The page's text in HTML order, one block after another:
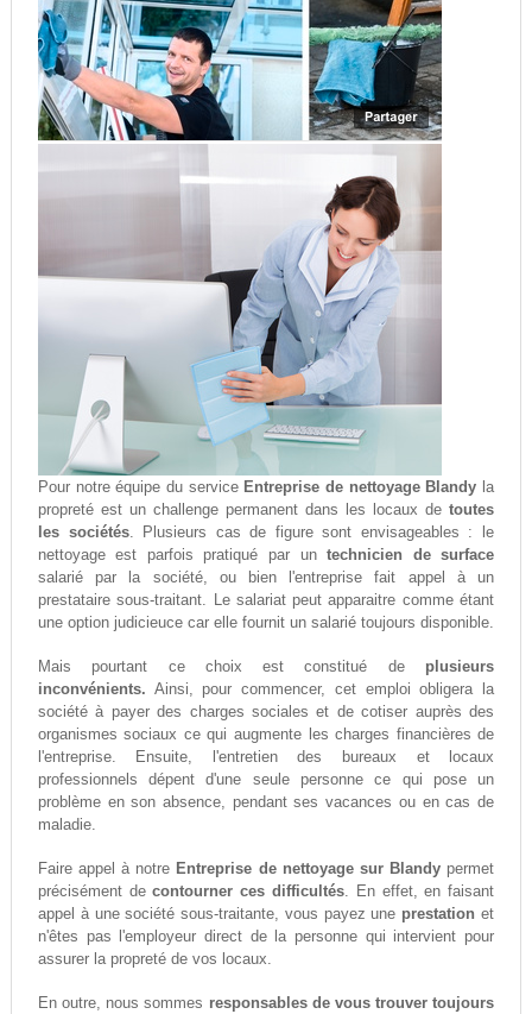
Pour notre équipe du service Entreprise de nettoyage Blandy la
propreté est un challenge permanent dans les locaux detoutes
les sociétés. Plusieurs cas de figure sont envisageables : le
nettoyage est parfois pratiqué par untechnicien de surface
salarié par la société, ou bien l'entreprise fait appel à un
prestataire sous-traitant. Le salariat peut apparaitre comme étant
une option judicieuce car elle fournit un salarié toujours disponible.
Mais pourtant ce choix est constitué de plusieurs
inconvénients. Ainsi, pour commencer, cet emploi obligera la
société à payer des charges sociales et de cotiser auprès des
organismes sociaux ce qui augmente les charges financières de
l'entreprise. Ensuite, l'entretien des bureaux et locaux
professionnels dépent d'une seule personne ce qui pose un
problème en son absence, pendant ses vacances ou en cas de
maladie.
Faire appel à notre Entreprise de nettoyage sur Blandypermet
précisément decontourner ces difficultés. En effet, en faisant
appel à une société sous-traitante, vous payez une prestation et
n'êtes pas l'employeur direct de la personne qui intervient pour
assurer la propreté de vos locaux.
En outre, nous sommes responsables de vous trouver toujours